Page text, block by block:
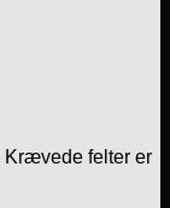
Krævede felter er